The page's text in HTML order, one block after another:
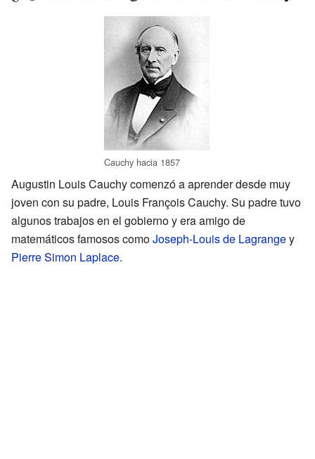
Cauchy hacia 1857
Augustin Louis Cauchy comenzó a aprender desde muy
joven con su padre, Louis François Cauchy. Su padre tuvo
algunos trabajos en el gobierno y era amigo de
matemáticos famosos comoJoseph-Louis de Lagrangey
Pierre Simon Laplace.